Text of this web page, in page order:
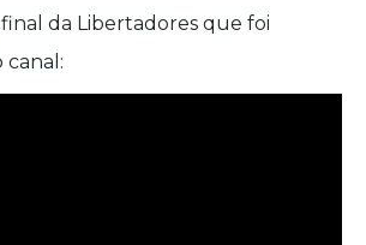
da Libertadores que foi
canal: